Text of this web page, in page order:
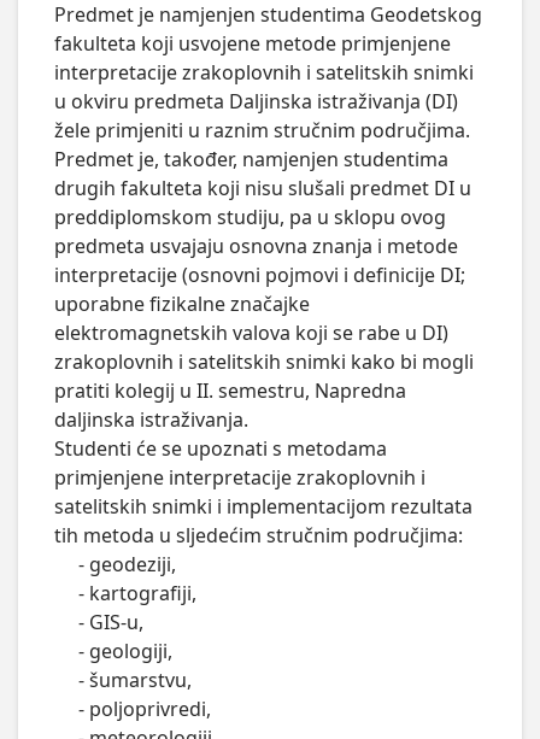
Predmet je namjenjen studentima Geodetskog
fakulteta koji usvojene metode primjenjene
interpretacije zrakoplovnih i satelitskih snimki
u okviru predmeta Daljinska istraživanja (DI)
žele primjeniti u raznim stručnim područjima.
Predmet je, također, namjenjen studentima
drugih fakulteta koji nisu slušali predmet DI u
preddiplomskom studiju, pa u sklopu ovog
predmeta usvajaju osnovna znanja i metode
interpretacije (osnovni pojmovi i definicije DI;
uporabne fizikalne značajke
elektromagnetskih valova koji se rabe u DI)
zrakoplovnih i satelitskih snimki kako bi mogli
pratiti kolegij u II. semestru, Napredna
daljinska istraživanja.
Studenti će se upoznati s metodama
primjenjene interpretacije zrakoplovnih i
satelitskih snimki i implementacijom rezultata
tih metoda u sljedećim stručnim područjima: